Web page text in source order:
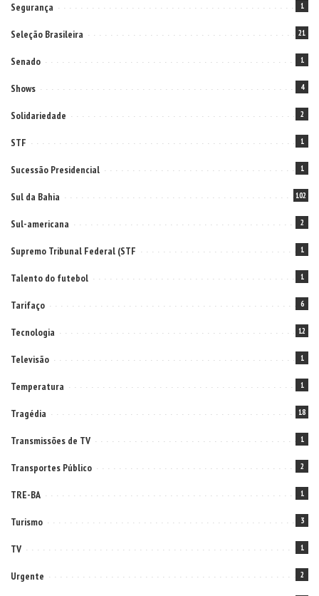
Segurança 1
Seleção Brasileira 21
Senado 1
Shows 4
Solidariedade 2
STF 1
Sucessão Presidencial 1
Sul da Bahia 102
Sul-americana 2
Supremo Tribunal Federal (STF 1
Talento do futebol 1
Tarifaço 6
Tecnologia 12
Televisão 1
Temperatura 1
Tragédia 18
Transmissões de TV 1
Transportes Público 2
TRE-BA 1
Turismo 3
TV 1
Urgente 2